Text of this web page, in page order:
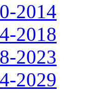
2014
2018
2023
2029